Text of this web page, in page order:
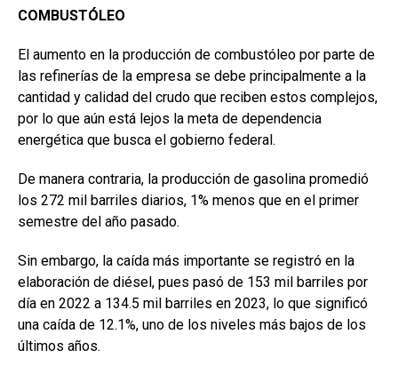
COMBUSTÓLEO
El aumento en la producción de combustóleo por parte de
las refinerías de la empresa se debe principalmente a la
cantidad y calidad del crudo que reciben estos complejos,
por lo que aún está lejos la meta de dependencia
energética que busca el gobierno federal.
De manera contraria, la producción de gasolina promedió
los 272 mil barriles diarios, 1% menos que en el primer
semestre del año pasado.
Sin embargo, la caída más importante se registró en la
elaboración de diésel, pues pasó de 153 mil barriles por
día en 2022 a 134.5 mil barriles en 2023, lo que significó
una caída de 12.1%, uno de los niveles más bajos de los
últimos años.